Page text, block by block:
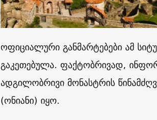
ოფიციალური განმარტებები ამ
გაკეთებულა. ფაქტობრივად,
ადგილობრივი მონასტრის
(ონიანი) იყო.